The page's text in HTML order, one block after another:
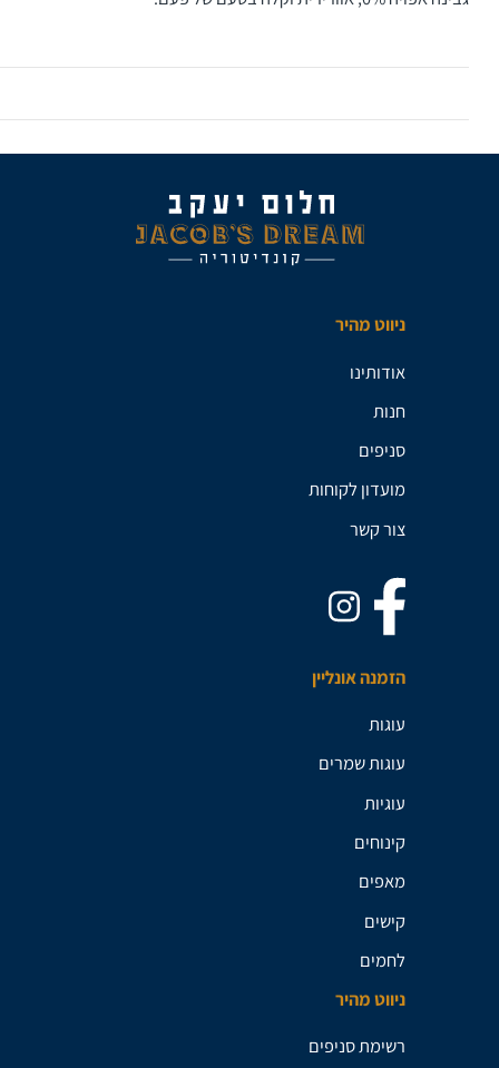
ניווט מהיר
אודותינו
חנות
סניפים
מועדון לקוחות
צור קשר
הזמנה אונליין
עוגות
עוגות שמרים
עוגיות
קינוחים
מאפים
קישים
לחמים
ניווט מהיר
רשימת סניפים